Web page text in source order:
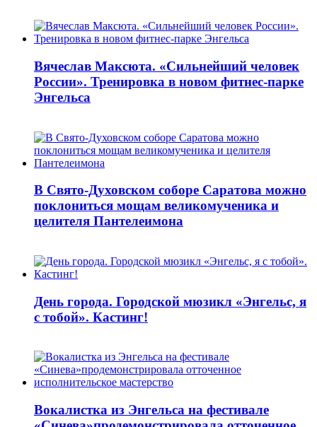
Вячеслав Максюта. «Сильнейший человек
России». Тренировка в новом фитнес-парке
Энгельса
В Свято-Духовском соборе Саратова можно
поклониться мощам великомученика и
целителя Пантелеимона
День города. Городской мюзикл «Энгельс, я
с тобой». Кастинг!
Вокалистка из Энгельса на фестивале